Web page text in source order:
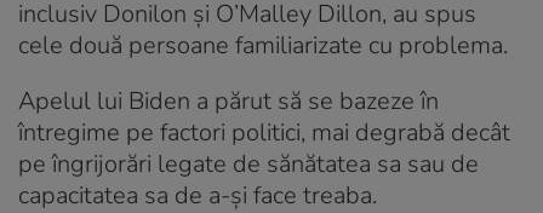
inclusiv Donilon şi O’Malley Dillon, au spus
cele două persoane familiarizate cu problema.
Apelul lui Biden a părut să se bazeze în
întregime pe factori politici, mai degrabă decât
pe îngrijorări legate de sănătatea sa sau de
capacitatea sa de a-şi face treaba.